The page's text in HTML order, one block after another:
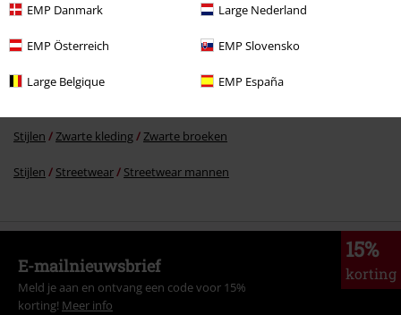
EMP Danmark Large Nederland
EMP Österreich EMP Slovensko
Large Belgique EMP España
Stijlen Zwarte kleding Zwarte broeken
Stijlen Streetwear Streetwear mannen
15%
korting
E-mailnieuwsbrief
Meld je aan en ontvang een code voor 15%
korting! Meer info